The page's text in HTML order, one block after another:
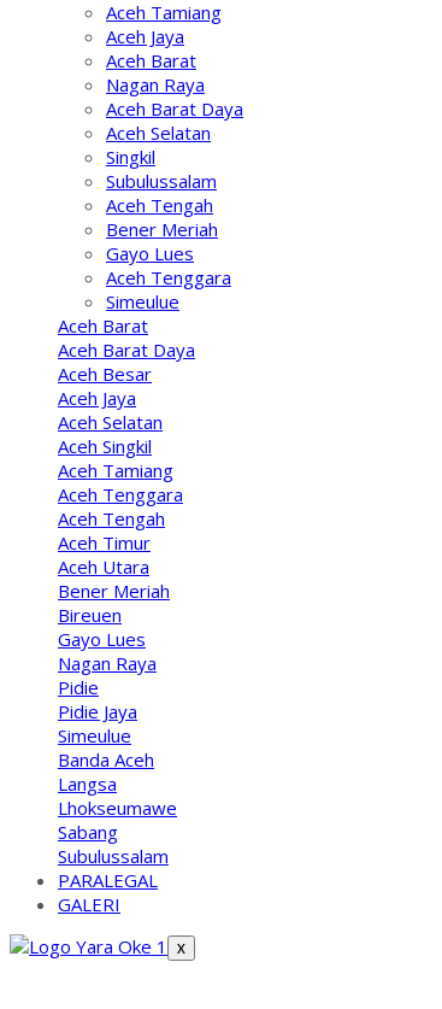
Aceh Tamiang
Aceh Jaya
Aceh Barat
Nagan Raya
Aceh Barat Daya
Aceh Selatan
Singkil
Subulussalam
Aceh Tengah
Bener Meriah
Gayo Lues
Aceh Tenggara
Simeulue
Aceh Barat
Aceh Barat Daya
Aceh Besar
Aceh Jaya
Aceh Selatan
Aceh Singkil
Aceh Tamiang
Aceh Tenggara
Aceh Tengah
Aceh Timur
Aceh Utara
Bener Meriah
Bireuen
Gayo Lues
Nagan Raya
Pidie
Pidie Jaya
Simeulue
Banda Aceh
Langsa
Lhokseumawe
Sabang
Subulussalam
PARALEGAL
GALERI
X